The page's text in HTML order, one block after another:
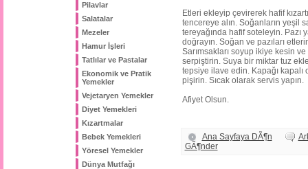
Pilavlar
Salatalar
Mezeler
Hamur İşleri
Tatlılar ve Pastalar
Ekonomik ve Pratik
Yemekler
Vejetaryen Yemekler
Diyet Yemekleri
Kızartmalar
Bebek Yemekleri
Yöresel Yemekler
Dünya Mutfağı
Etleri ekleyip çevirerek hafif
tencereye alın. Soğanların yeşil
tereyağında hafif soteleyin. Pazı
doğrayın. Soğan ve pazıları
Sarımsakları soyup ikiye kesin
serpiştirin. Suya bir miktar tuz
tepsiye ilave edin. Kapağı kapalı
pişirin. Sıcak olarak servis yapın.
Afiyet Olsun.
Ana Sayfaya DÃ¶n
GÃ¶nder